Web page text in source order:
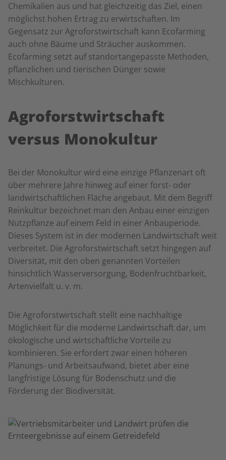
Chemikalien aus und hat gleichzeitig das Ziel, einen
möglichst hohen Ertrag zu erwirtschaften. Im
Gegensatz zur Agroforstwirtschaft kann Ecofarming
auch ohne Bäume und Sträucher auskommen.
Ecofarming setzt auf standortangepasste Methoden,
pflanzlichen und tierischen Dünger sowie
Mischkulturen.
Agroforstwirtschaft
versus Monokultur
Bei der Monokultur wird eine einzige Pflanzenart oft
über mehrere Jahre hinweg auf einer forst- oder
landwirtschaftlichen Fläche angebaut. Mit dem Begriff
Reinkultur bezeichnet man den Anbau einer einzigen
Nutzpflanze auf einem Feld in einer Anbauperiode.
Dieses System ist in der modernen Landwirtschaft weit
verbreitet. Die Agroforstwirtschaft setzt hingegen auf
Diversität, mit den oben genannten Vorteilen
hinsichtlich Wasserversorgung, Bodenfruchtbarkeit,
Artenvielfalt u. v. m.
Die Agroforstwirtschaft stellt eine nachhaltige
Möglichkeit für die moderne Landwirtschaft dar, um
ökologische und wirtschaftliche Vorteile zu
kombinieren. Sie erfordert zwar einen höheren
Planungs- und Arbeitsaufwand, bietet aber eine
langfristige Lösung für Bodenschutz und die
Förderung der Biodiversität.